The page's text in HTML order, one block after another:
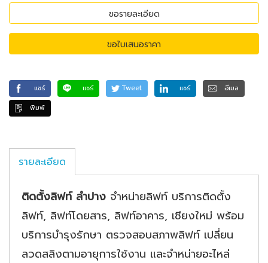
ขอรายละเอียด
ขอใบเสนอราคา
แชร์ แชร์ Tweet แชร์
อีเมล
พิมพ์
รายละเอียด
ติดตั้งลิฟท์ ลำปาง จำหน่ายลิฟท์ บริการติดตั้ง
ลิฟท์, ลิฟท์โดยสาร, ลิฟท์อาคาร, เชียงใหม่ พร้อม
บริการบำรุงรักษา ตรวจสอบสภาพลิฟท์ เปลี่ยน
ลวดสลิงตามอายุการใช้งาน และจำหน่ายอะไหล่